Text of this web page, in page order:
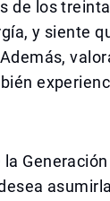
de los
y siente